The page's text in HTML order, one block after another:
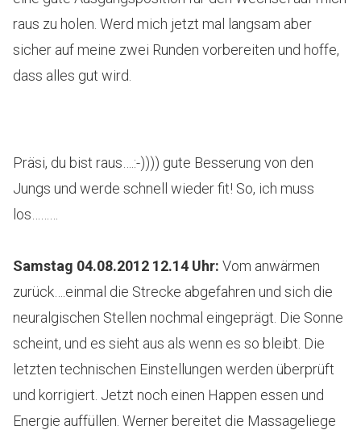
raus zu holen. Werd mich jetzt mal langsam aber
sicher auf meine zwei Runden vorbereiten und hoffe,
dass alles gut wird.
Präsi, du bist raus….:-)))) gute Besserung von den
Jungs und werde schnell wieder fit! So, ich muss
los………
Samstag 04.08.2012 12.14 Uhr: Vom anwärmen
zurück….einmal die Strecke abgefahren und sich die
neuralgischen Stellen nochmal eingeprägt. Die Sonne
scheint, und es sieht aus als wenn es so bleibt. Die
letzten technischen Einstellungen werden überprüft
und korrigiert. Jetzt noch einen Happen essen und
Energie auffüllen. Werner bereitet die Massageliege